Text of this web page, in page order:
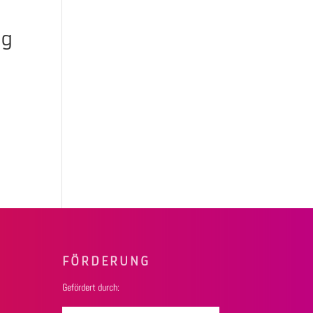
FÖRDERUNG
Gefördert durch: